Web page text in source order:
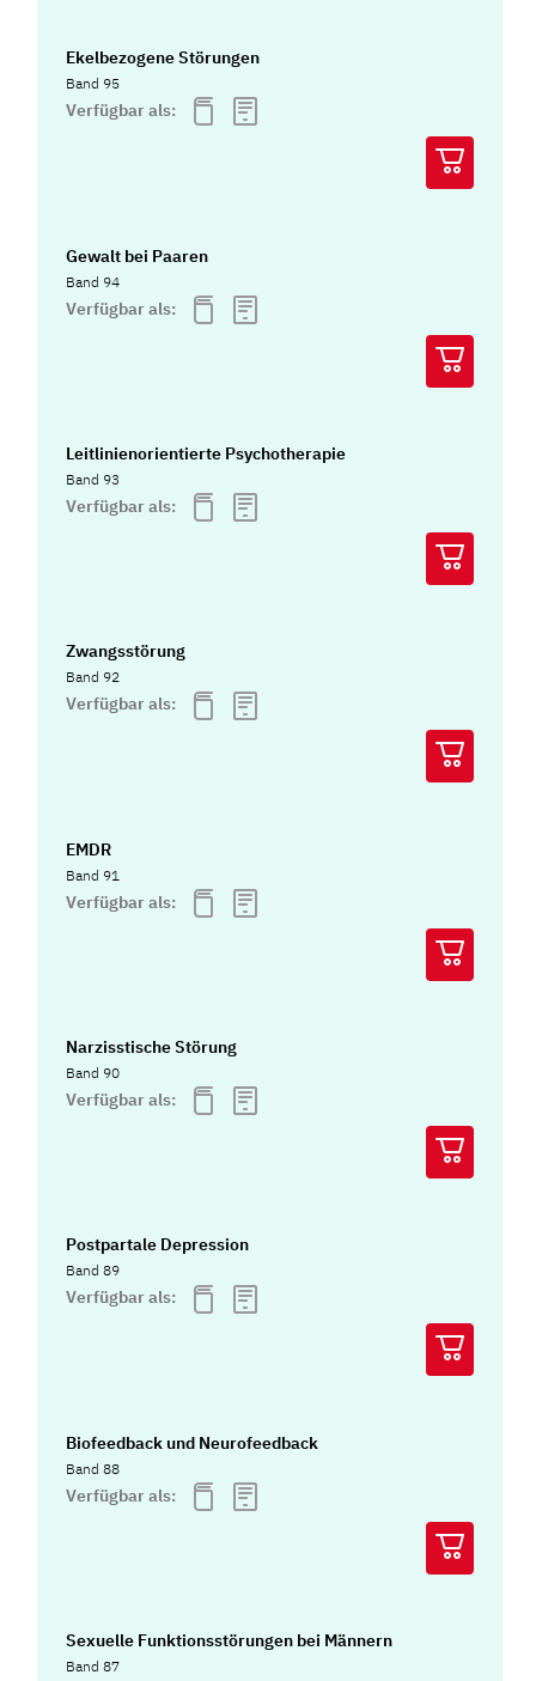
Ekelbezogene Störungen
Band 95
Verfügbar als:
Gewalt bei Paaren
Band 94
Verfügbar als:
Leitlinienorientierte Psychotherapie
Band 93
Verfügbar als:
Zwangsstörung
Band 92
Verfügbar als:
EMDR
Band 91
Verfügbar als:
Narzisstische Störung
Band 90
Verfügbar als:
Postpartale Depression
Band 89
Verfügbar als:
Biofeedback und Neurofeedback
Band 88
Verfügbar als:
Sexuelle Funktionsstörungen bei Männern
Band 87